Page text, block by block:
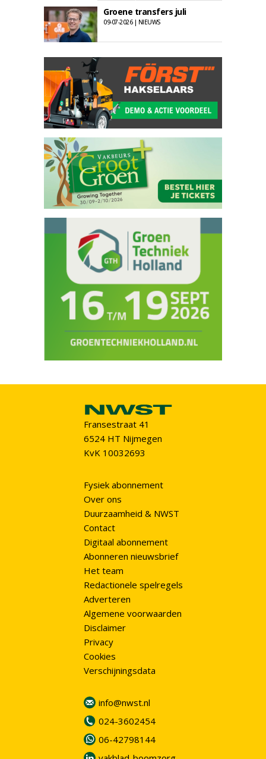
Groene transfers juli
09-07-2026 | NIEUWS
Fransestraat 41
6524 HT Nijmegen
KvK 10032693
Fysiek abonnement
Over ons
Duurzaamheid & NWST
Contact
Digitaal abonnement
Abonneren nieuwsbrief
Het team
Redactionele spelregels
Adverteren
Algemene voorwaarden
Disclaimer
Privacy
Cookies
Verschijningsdata
info@nwst.nl
024-3602454
06-42798144